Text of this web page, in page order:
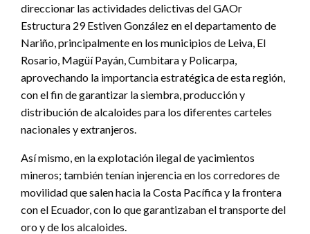
direccionar las actividades delictivas del GAOr
Estructura 29 Estiven González en el departamento de
Nariño, principalmente en los municipios de Leiva, El
Rosario, Magüí Payán, Cumbitara y Policarpa,
aprovechando la importancia estratégica de esta región,
con el fin de garantizar la siembra, producción y
distribución de alcaloides para los diferentes carteles
nacionales y extranjeros.
Así mismo, en la explotación ilegal de yacimientos
mineros; también tenían injerencia en los corredores de
movilidad que salen hacia la Costa Pacífica y la frontera
con el Ecuador, con lo que garantizaban el transporte del
oro y de los alcaloides.